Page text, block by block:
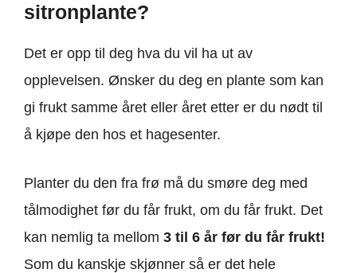
sitronplante?
Det er opp til deg hva du vil ha ut av
opplevelsen. Ønsker du deg en plante som kan
gi frukt samme året eller året etter er du nødt til
å kjøpe den hos et hagesenter.
Planter du den fra frø må du smøre deg med
tålmodighet før du får frukt, om du får frukt. Det
kan nemlig ta mellom 3 til 6 år før du får frukt!
Som du kanskje skjønner så er det hele